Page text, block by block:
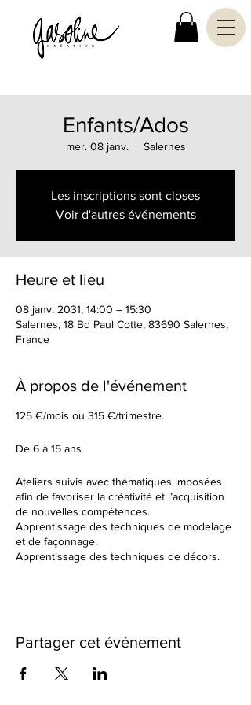
Enfants/Ados
mer. 08 janv.
  |
Salernes
Les inscriptions sont closes
Voir d'autres événements
Heure et lieu
08 janv. 2031, 14:00 – 15:30
Salernes, 18 Bd Paul Cotte, 83690 Salernes,
France
À propos de l'événement
125 €/mois ou 315 €/trimestre.
De 6 à 15 ans
Ateliers suivis avec thématiques imposées
afin de favoriser la créativité et l’acquisition
de nouvelles compétences.
Apprentissage des techniques de modelage
et de façonnage.
Apprentissage des techniques de décors.
différente à chaque fois. Nous observerons
cuissons et des différents travails de
Partager cet événement